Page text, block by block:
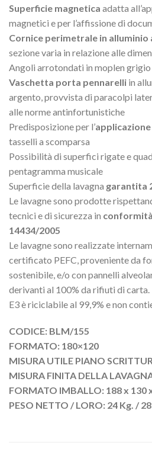
Superficie magnetica adatta
magnetici e per l’affissione di
Cornice perimetrale in
sezione varia in relazione alle
Angoli arrotondati in moplen grigio
Vaschetta porta pennarelli in
argento, provvista di paracolpi
alle norme antinfortunistiche
Predisposizione per l’
tasselli a scomparsa
Possibilità di superfici rigate e
pentagramma musicale
Superficie della lavagna garantita
Le lavagne sono prodotte
tecnici e di sicurezza in
14434/2005
Le lavagne sono realizzate
certificato PEFC, proveniente da
sostenibile, e/o con pannelli
derivanti al 100% da rifiuti di
E3 è riciclabile al 99,9% e non
CODICE: BLM/155
FORMATO: 180×120
MISURA UTILE PIANO
MISURA FINITA DELLA
FORMATO IMBALLO: 188 x 130
PESO NETTO / LORO: 24 Kg. /